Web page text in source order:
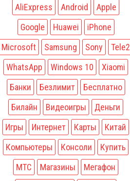
AliExpress Android
Apple
Google
Huawei
iPhone
Microsoft
Samsung Sony
Tele2
WhatsApp
Windows 10
Xiaomi
Банки
Безлимит
Бесплатно
Билайн
Видеоигры
Деньги
Игры
Интернет Карты
Китай
Компьютеры
Консоли
Купить
МТС
Магазины
Мегафон